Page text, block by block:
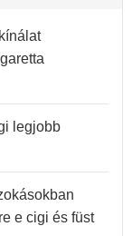
legjobb
e cigi és füst